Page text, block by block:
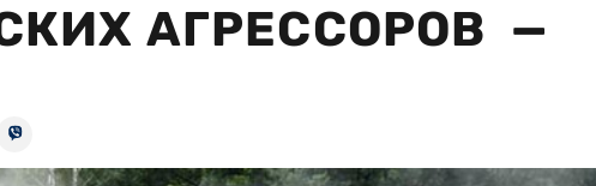
АГРЕССОРОВ —